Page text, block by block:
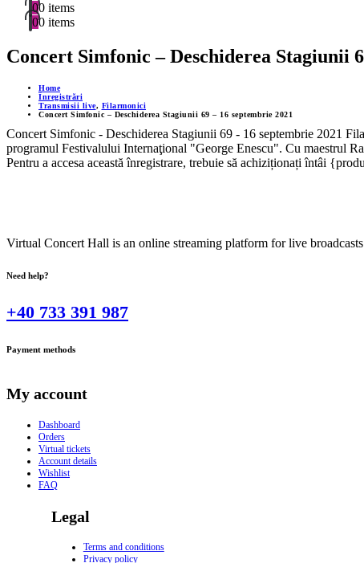
00 items
00 items
Concert Simfonic – Deschiderea Stagiunii
Home
Înregistrări
Transmisii live, Filarmonici
Concert Simfonic – Deschiderea Stagiunii 69 – 16 septembrie 2021
Concert Simfonic - Deschiderea Stagiunii 69 - 16 septembrie 2021
programul Festivalului Internaţional "George Enescu". Cu maestrul
Pentru a accesa această înregistrare, trebuie să achiziționați întâi
Virtual Concert Hall is an online streaming platform for live
Need help?
+40 733 391 987
Payment methods
My account
Dashboard
Orders
Virtual tickets
Account details
Wishlist
FAQ
Legal
Terms and conditions
Privacy policy